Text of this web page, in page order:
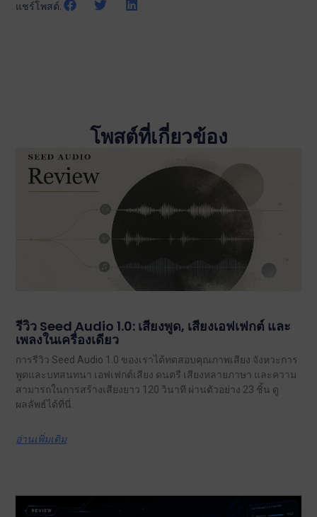
แชร์โพสต์:
โพสต์ที่เกี่ยวข้อง
รีวิว Seed Audio 1.0: เสียงพูด, เสียงเอฟเฟกต์ และ
เพลงในเครื่องเดียว
การรีวิว Seed Audio 1.0 ของเราได้ทดสอบคุณภาพเสียง จังหวะการ
พูดและบทสนทนา เอฟเฟกต์เสียง ดนตรี เสียงหลายภาษา และความ
สามารถในการสร้างเสียงยาว 120 วินาที ผ่านตัวอย่าง 23 ชิ้น ดู
ผลลัพธ์ได้ที่นี่.
อ่านเพิ่มเติม